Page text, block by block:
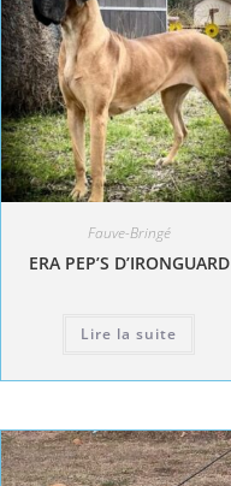
Fauve-Bringé
ERA PEP’S D’IRONGUARD
Lire la suite